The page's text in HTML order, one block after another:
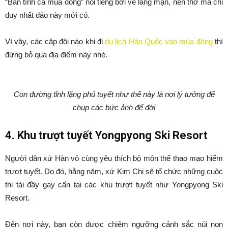
“Bản tình ca mùa đông” nổi tiếng bởi vẻ lãng mạn, nên thơ mà chỉ
duy nhất đảo này mới có.
Vì vậy, các cặp đôi nào khi đidu lịch Hàn Quốc vào mùa đôngthì
đừng bỏ qua địa điểm này nhé.
Con đường tĩnh lặng phủ tuyết như thế này là nơi lý tưởng để
chụp các bức ảnh để đời
4. Khu trượt tuyết Yongpyong Ski Resort
Người dân xứ Hàn vô cùng yêu thích bộ môn thể thao mạo hiểm
trượt tuyết. Do đó, hằng năm, xứ Kim Chi sẽ tổ chức những cuộc
thi tài đầy gay cấn tại các khu trượt tuyết như Yongpyong Ski
Resort.
Đến nơi này, bạn còn được chiêm ngưỡng cảnh sắc núi non